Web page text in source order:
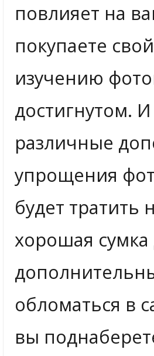
повлияет на
покупаете
изучению
достигнутом.
различные
упрощения
будет тратить
хорошая
обломаться в
вы